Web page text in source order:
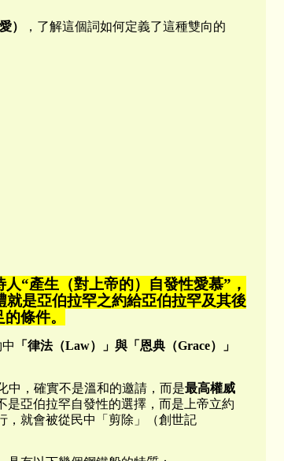
）
，了解這個詞如何定義了這種雙向的
“產生（對上帝的）自發性愛慕”，
是亞伯拉罕之約給亞伯拉罕及其後
條件。
「律法（Law）」與「恩典（Grace）」
中，確實不是溫和的邀請，而是最高權威
是亞伯拉罕自發性的選擇，而是上帝立約
，就會被從民中「剪除」（創世記